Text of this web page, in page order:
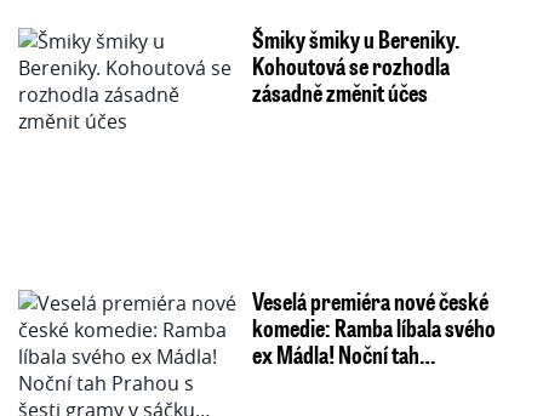
Šmiky šmiky u Bereniky.
Kohoutová se rozhodla
zásadně změnit účes
Veselá premiéra nové české
komedie: Ramba líbala svého
ex Mádla! Noční tah…